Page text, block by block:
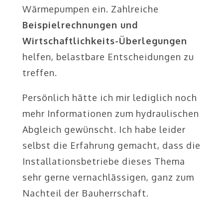
Wärmepumpen ein. Zahlreiche
Beispielrechnungen und
Wirtschaftlichkeits-Überlegungen
helfen, belastbare Entscheidungen zu
treffen.
Persönlich hätte ich mir lediglich noch
mehr Informationen zum hydraulischen
Abgleich gewünscht. Ich habe leider
selbst die Erfahrung gemacht, dass die
Installationsbetriebe dieses Thema
sehr gerne vernachlässigen, ganz zum
Nachteil der Bauherrschaft.